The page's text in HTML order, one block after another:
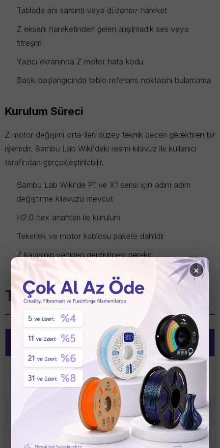
Tablada ani sarsıntı veya düzensiz hareket
Z ekseni hareketinden gelen alışılmadık ses veya
titreşim
Yazıcı ekranında Z motor hata kodu
Baskı başlangıcında tablo referans noktasını bulamama
Kurulum Süreci
Z motor değişimi orta-ileri düzey teknik beceri gerektiren bir
işlemdir. Bambu Lab Wiki'deki resmi kılavuz ile kullanıcı
tarafından gerçekleştirilebilir.
Bambu Lab Wiki'de P1 ve X1 serisi için adım adım
değiştirme kılavuzu mevcut
H2.0 hex anahtarı ile kurulum
Tekerlek ve motor kablosu pakete dahildir
Z kayışının yeniden gerdirilmesi gerekir
Teknik Özellikler
Özellik Değer
Parça
Numarası
FAM003
Z Motor (Z Ekseni Step Motoru)
Step Motor (Stepper Motor)
×